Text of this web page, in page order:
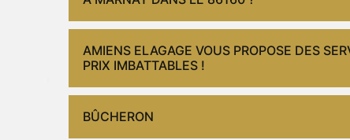
AMIENS ELAGAGE VOUS PROPOSE DES
PRIX IMBATTABLES !
BÛCHERON